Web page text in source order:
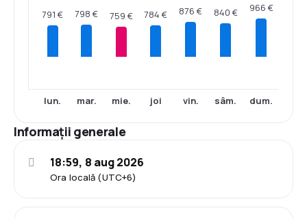
791 €
lun.
798 €
mar.
759 €
mie.
784 €
joi
876 €
vin.
840 €
sâm.
966 €
dum.
Informații generale
Ora locală (UTC+6)
18:59, 8 aug 2026